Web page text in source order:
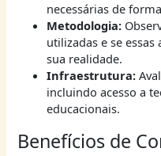
necessárias de
Metodologia:
utilizadas e se
sua realidade.
Infraestrutura:
incluindo acesso a
educacionais.
Benefícios de